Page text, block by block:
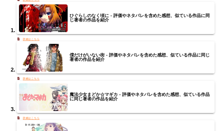
ひぐらしのなく頃に - 評価やネタバレを含めた感想、似ている作品に同
じ著者の作品を紹介
僕だけがいない街 - 評価やネタバレを含めた感想、似ている作品に同じ
著者の作品を紹介
魔法少女まどか☆マギカ - 評価やネタバレを含めた感想、似ている作品
に同じ著者の作品を紹介